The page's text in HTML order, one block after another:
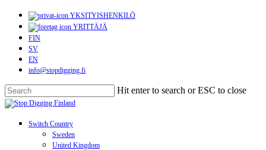
Skip
main
content
YKSITYISHENKILÖ
YRITTÄJÄ
FIN
SV
EN
info@stopdigging.fi
Hit enter to search or ESC to close
Close
Search
search
Menu
Switch Country
Sweden
United Kingdom